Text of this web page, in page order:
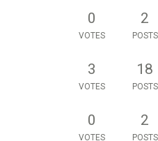
0
VOTES
2
POSTS
3
VOTES
18
POSTS
0
VOTES
2
POSTS